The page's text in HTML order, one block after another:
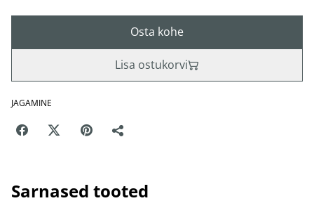
Osta kohe
Lisa ostukorvi
JAGAMINE
Sarnased tooted